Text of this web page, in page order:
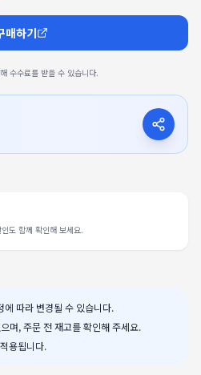
매하기
수수료를 받을 수 있습니다.
도 함께 확인해 보세요.
에 따라 변경될 수 있습니다.
며, 주문 전 재고를 확인해 주세요.
용됩니다.